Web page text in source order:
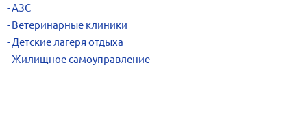
АЗС
Ветеринарные клиники
Детские лагеря отдыха
Жилищное самоуправление